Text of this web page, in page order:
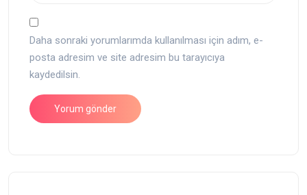
Daha sonraki yorumlarımda kullanılması için adım, e-
posta adresim ve site adresim bu tarayıcıya
kaydedilsin.